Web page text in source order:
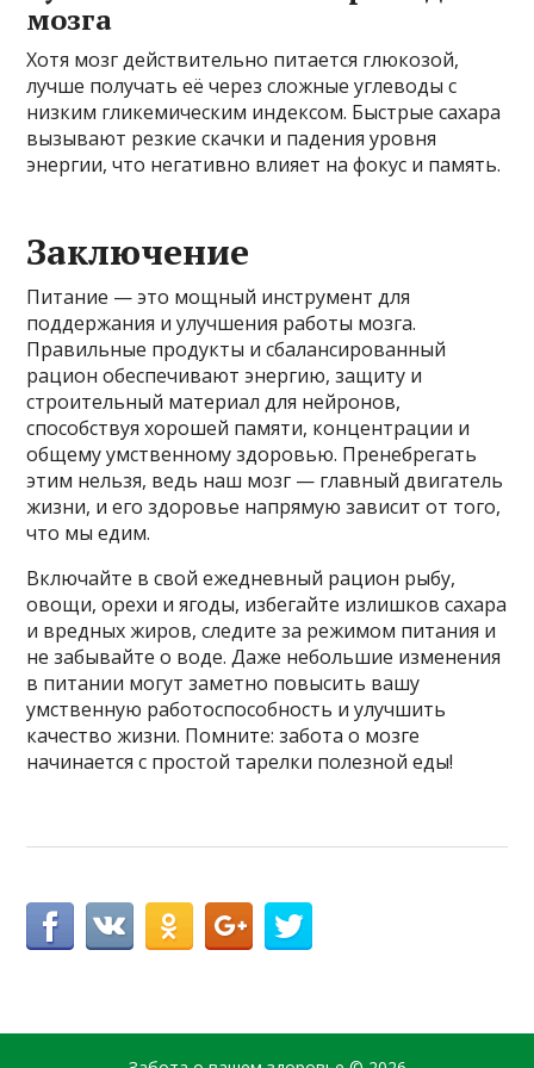
мозга
Хотя мозг действительно питается глюкозой,
лучше получать её через сложные углеводы с
низким гликемическим индексом. Быстрые сахара
вызывают резкие скачки и падения уровня
энергии, что негативно влияет на фокус и память.
Заключение
Питание — это мощный инструмент для
поддержания и улучшения работы мозга.
Правильные продукты и сбалансированный
рацион обеспечивают энергию, защиту и
строительный материал для нейронов,
способствуя хорошей памяти, концентрации и
общему умственному здоровью. Пренебрегать
этим нельзя, ведь наш мозг — главный двигатель
жизни, и его здоровье напрямую зависит от того,
что мы едим.
Включайте в свой ежедневный рацион рыбу,
овощи, орехи и ягоды, избегайте излишков сахара
и вредных жиров, следите за режимом питания и
не забывайте о воде. Даже небольшие изменения
в питании могут заметно повысить вашу
умственную работоспособность и улучшить
качество жизни. Помните: забота о мозге
начинается с простой тарелки полезной еды!